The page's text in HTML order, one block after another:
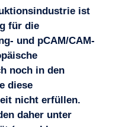
ist
für die
und pCAM/CAM-
noch in den
diese
nicht erfüllen.
daher unter